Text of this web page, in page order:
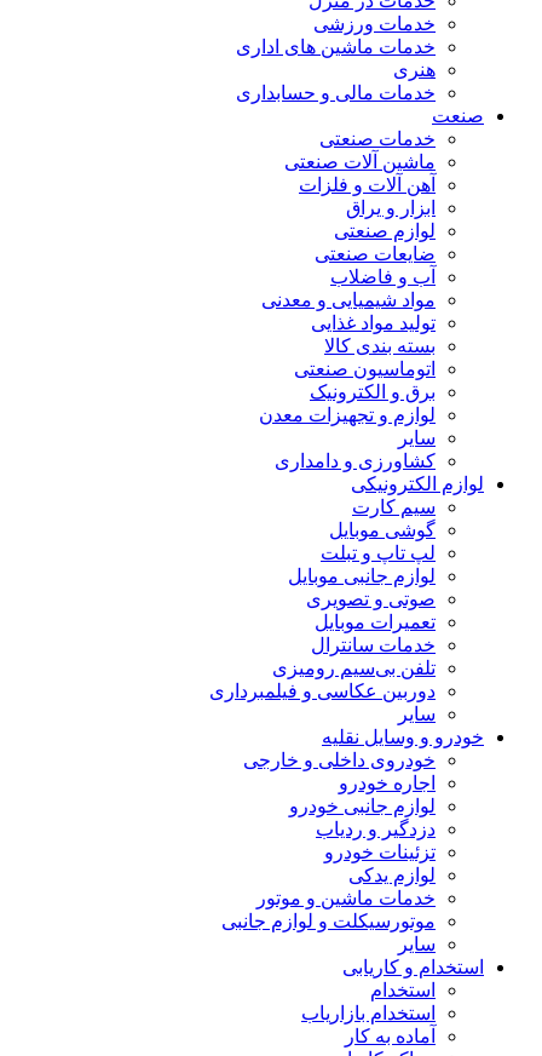
خدمات ورزشی
خدمات ماشین های اداری
هنری
خدمات مالی و حسابداری
صنعت
خدمات صنعتی
ماشین آلات صنعتی
آهن آلات و فلزات
ابزار و یراق
لوازم صنعتی
ضایعات صنعتی
آب و فاضلاب
مواد شیمیایی و معدنی
تولید مواد غذایی
بسته بندی کالا
اتوماسیون صنعتی
برق و الکترونیک
لوازم و تجهیزات معدن
سایر
کشاورزی و دامداری
لوازم الکترونیکی
سیم کارت
گوشی موبایل
لپ تاپ و تبلت
لوازم جانبی موبایل
صوتی و تصویری
تعمیرات موبایل
خدمات سانترال
تلفن بی‌سیم رومیزی
دوربین عکاسی و فیلمبرداری
سایر
خودرو و وسایل نقلیه
خودروی داخلی و خارجی
اجاره خودرو
لوازم جانبی خودرو
دزدگیر و ردیاب
تزئینات خودرو
لوازم یدکی
خدمات ماشین و موتور
موتورسیکلت و لوازم جانبی
سایر
استخدام و کاریابی
استخدام
استخدام بازاریاب
آماده به کار